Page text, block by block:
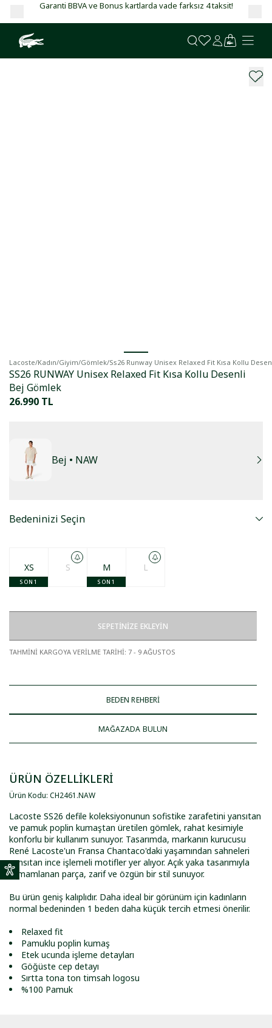
Garanti BBVA ve Bonus kartlarda vade farksız 4 taksit!
Lacoste/Kadın/Giyim/Gömlek/Ss26 Runway Unisex Relaxed Fit Kısa Kollu
SS26 RUNWAY Unisex Relaxed Fit Kısa Kollu Desenli
Bej Gömlek
26.990 TL
Bej • NAW
Bedeninizi Seçin
XS
SON 1
S M
SON 1
L
SEPETİNİZE EKLEYİN
TAHMİNİ KARGOYA VERİLME TARİHİ: 7 - 9 AĞUSTOS
BEDEN REHBERİ
MAĞAZADA BULUN
ÜRÜN ÖZELLİKLERİ
Ürün Kodu: CH2461 .NAW
Lacoste SS26 defile koleksiyonunun sofistike zarafetini yansıtan
ve pamuk poplin kumaştan üretilen gömlek, rahat kesimiyle
konforlu bir kullanım sunuyor. Tasarımda, markanın kurucusu
René Lacoste'un Fransa Chantaco'daki yaşamından sahneleri
yansıtan ince işlemeli motifler yer alıyor. Açık yaka tasarımıyla
tamamlanan parça, zarif ve özgün bir stil sunuyor.
Bu ürün geniş kalıplıdır. Daha ideal bir görünüm için kadınların
normal bedeninden 1 beden daha küçük tercih etmesi önerilir.
Relaxed fit
Pamuklu poplin kumaş
Etek ucunda işleme detayları
Göğüste cep detayı
Sırtta tona ton timsah logosu
%100 Pamuk